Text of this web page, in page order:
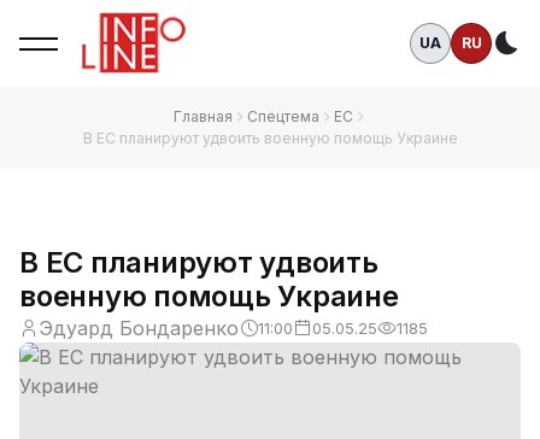
UA RU
Главная Спецтема
ЕС
В ЕС планируют удвоить военную помощь Украине
В ЕС планируют удвоить
военную помощь Украине
Эдуард Бондаренко 11:00 05.05.25 1185